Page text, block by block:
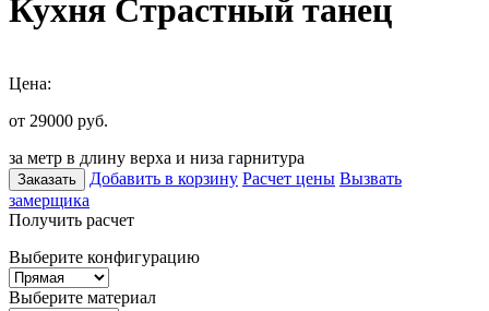
Кухня Страстный танец
Цена:
от 29000 руб.
за метр в длину верха и низа гарнитура
Заказать Добавить в корзину Расчет цены Вызвать
замерщика
Получить расчет
Выберите конфигурацию
Выберите материал